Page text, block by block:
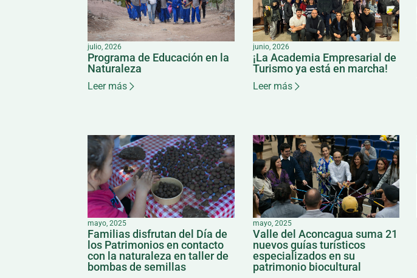
julio, 2026
Programa de Educación en la
Naturaleza
Leer más
junio, 2026
¡La Academia Empresarial de
Turismo ya está en marcha!
Leer más
mayo, 2025
Familias disfrutan del Día de
los Patrimonios en contacto
con la naturaleza en taller de
bombas de semillas
mayo, 2025
Valle del Aconcagua suma 21
nuevos guías turísticos
especializados en su
patrimonio biocultural